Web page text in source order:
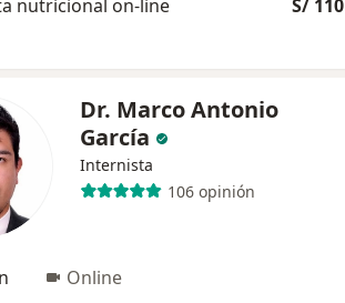
nutricional on-line S/ 110
Dr. Marco Antonio
García
Internista
106 opinión
Online